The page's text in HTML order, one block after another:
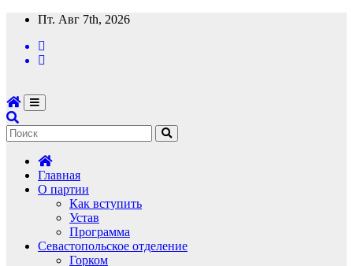
Перейти
содержимому
Пт. Авг 7th, 2026
Главная
О партии
Как вступить
Устав
Программа
Севастопольское отделение
Горком